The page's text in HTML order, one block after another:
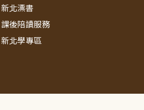
新北漂書
課後陪讀服務
新北學專區